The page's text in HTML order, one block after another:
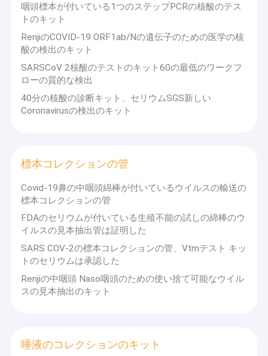
咽頭標本が付いている1つのステップPCRの核酸のテス
トのキット
RenjiのCOVID-19 ORF1ab/Nの遺伝子のための医学の核
酸の検出のキット
SARSCoV 2核酸のテストのキット60の最低のワークフ
ローの質的な検出
40分の核酸の診断キット、セリウムSGS新しい
Coronavirusの検出のキット
標本コレクションの管
Covid-19鼻の中咽頭綿棒が付いているウイルスの輸送の
標本コレクションの管
FDAのセリウムが付いている生殖不能の試しの綿棒のウ
イルスの見本抽出管は証明した
SARS COV-2の標本コレクションの管、Vtmテスト キッ
トのセリウムは承認した
Renjiの中咽頭 Naso咽頭のための使い捨て可能なウイル
スの見本抽出のキット
唾液のコレクションのキット